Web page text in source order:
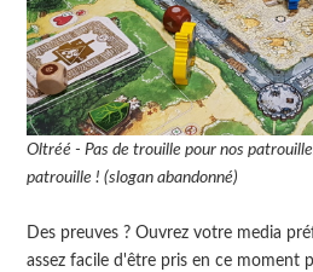
Oltréé - Pas de trouille pour nos
patrouille ! (slogan abandonné)
Des preuves ? Ouvrez votre media
assez facile d'être pris en ce moment